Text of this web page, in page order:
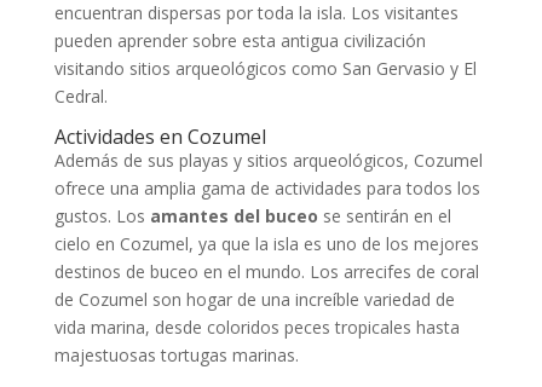
encuentran dispersas por toda la isla. Los visitantes
pueden aprender sobre esta antigua civilización
visitando sitios arqueológicos como San Gervasio y El
Cedral.
Actividades en Cozumel
Además de sus playas y sitios arqueológicos, Cozumel
ofrece una amplia gama de actividades para todos los
gustos. Los amantes del buceo se sentirán en el
cielo en Cozumel, ya que la isla es uno de los mejores
destinos de buceo en el mundo. Los arrecifes de coral
de Cozumel son hogar de una increíble variedad de
vida marina, desde coloridos peces tropicales hasta
majestuosas tortugas marinas.